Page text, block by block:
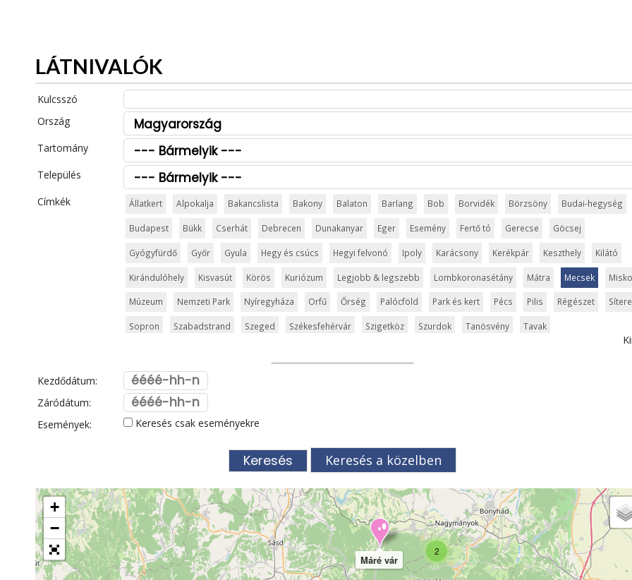
LÁTNIVALÓK
Kulcsszó
Ország
Tartomány
Település
Címkék
Állatkert Alpokalja Bakancslista Bakony Balaton Barlang Bob Borvidék Börzsöny Budai-hegység
Budapest Bükk Cserhát Debrecen Dunakanyar Eger Esemény Fertő tó Gerecse Göcsej
Gyógyfürdő Győr Gyula Hegy és csúcs Hegyi felvonó Ipoly Karácsony Kerékpár Keszthely Kilátó
Kirándulóhely Kisvasút Körös Kuriózum Legjobb & legszebb Lombkoronasétány Mátra Mecsek
Múzeum Nemzeti Park Nyíregyháza Orfű Őrség Palócföld Park és kert Pécs Pilis Régészet
Sopron Szabadstrand Szeged Székesfehérvár Szigetköz Szurdok Tanösvény Tavak
Visegrád Vízesés
Kezdődátum:
Záródátum:
Események:
Keresés csak eseményekre
Keresés a közelben
2
Máré vár
+
−